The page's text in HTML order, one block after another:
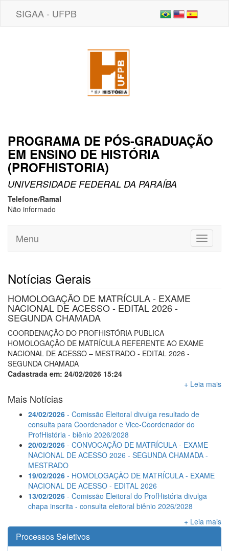
SIGAA - UFPB
PROGRAMA DE PÓS-GRADUAÇÃO
EM ENSINO DE HISTÓRIA
(PROFHISTORIA)
UNIVERSIDADE FEDERAL DA PARAÍBA
Telefone/Ramal
Não informado
Toggle
Menu
Notícias Gerais
HOMOLOGAÇÃO DE MATRÍCULA - EXAME
NACIONAL DE ACESSO - EDITAL 2026 -
SEGUNDA CHAMADA
COORDENAÇÃO DO PROFHISTÓRIA PUBLICA
HOMOLOGAÇÃO DE MATRÍCULA REFERENTE AO EXAME
NACIONAL DE ACESSO – MESTRADO - EDITAL 2026 -
SEGUNDA CHAMADA
Cadastrada em: 24/02/2026 15:24
+ Leia mais
Mais Notícias
24/02/2026 - Comissão Eleitoral divulga resultado de
consulta para Coordenador e Vice-Coordenador do
ProfHistória - biênio 2026/2028
20/02/2026 - CONVOCAÇÃO DE MATRÍCULA - EXAME
NACIONAL DE ACESSO 2026 - SEGUNDA CHAMADA -
MESTRADO
19/02/2026 - HOMOLOGAÇÃO DE MATRÍCULA - EXAME
NACIONAL DE ACESSO - EDITAL 2026
13/02/2026 - Comissão Eleitoral do ProfHistória divulga
chapa inscrita - consulta eleitoral biênio 2026/2028
+ Leia mais
Processos Seletivos